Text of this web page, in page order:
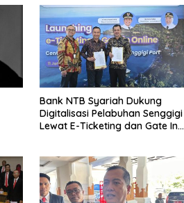
Bank NTB Syariah Dukung
Digitalisasi Pelabuhan Senggigi
Lewat E-Ticketing dan Gate In